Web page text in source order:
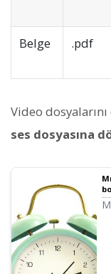
Belge .pdf
Video
ses dosyasına